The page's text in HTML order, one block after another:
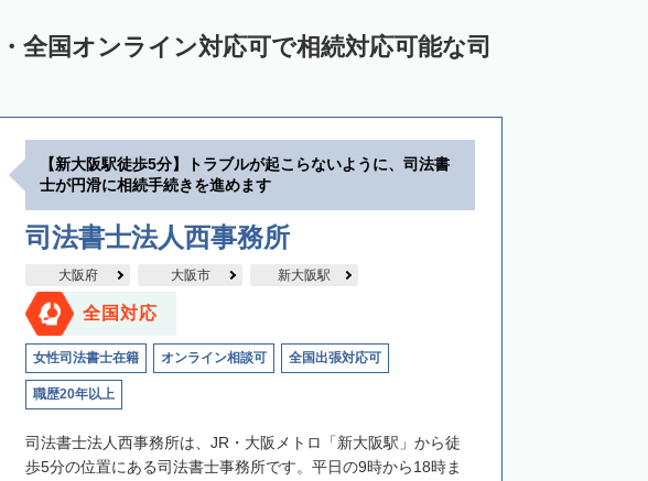
全国オンライン対応可で相続対応可能な司
【新大阪駅徒歩5分】トラブルが起こらないように、司法書
士が円滑に相続手続きを進めます
司法書士法人西事務所
大阪府 大阪市 新大阪駅
全国対応
女性司法書士在籍 オンライン相談可 全国出張対応可
職歴20年以上
司法書士法人西事務所は、JR・大阪メトロ「新大阪駅」から徒
歩5分の位置にある司法書士事務所です。平日の9時から18時ま